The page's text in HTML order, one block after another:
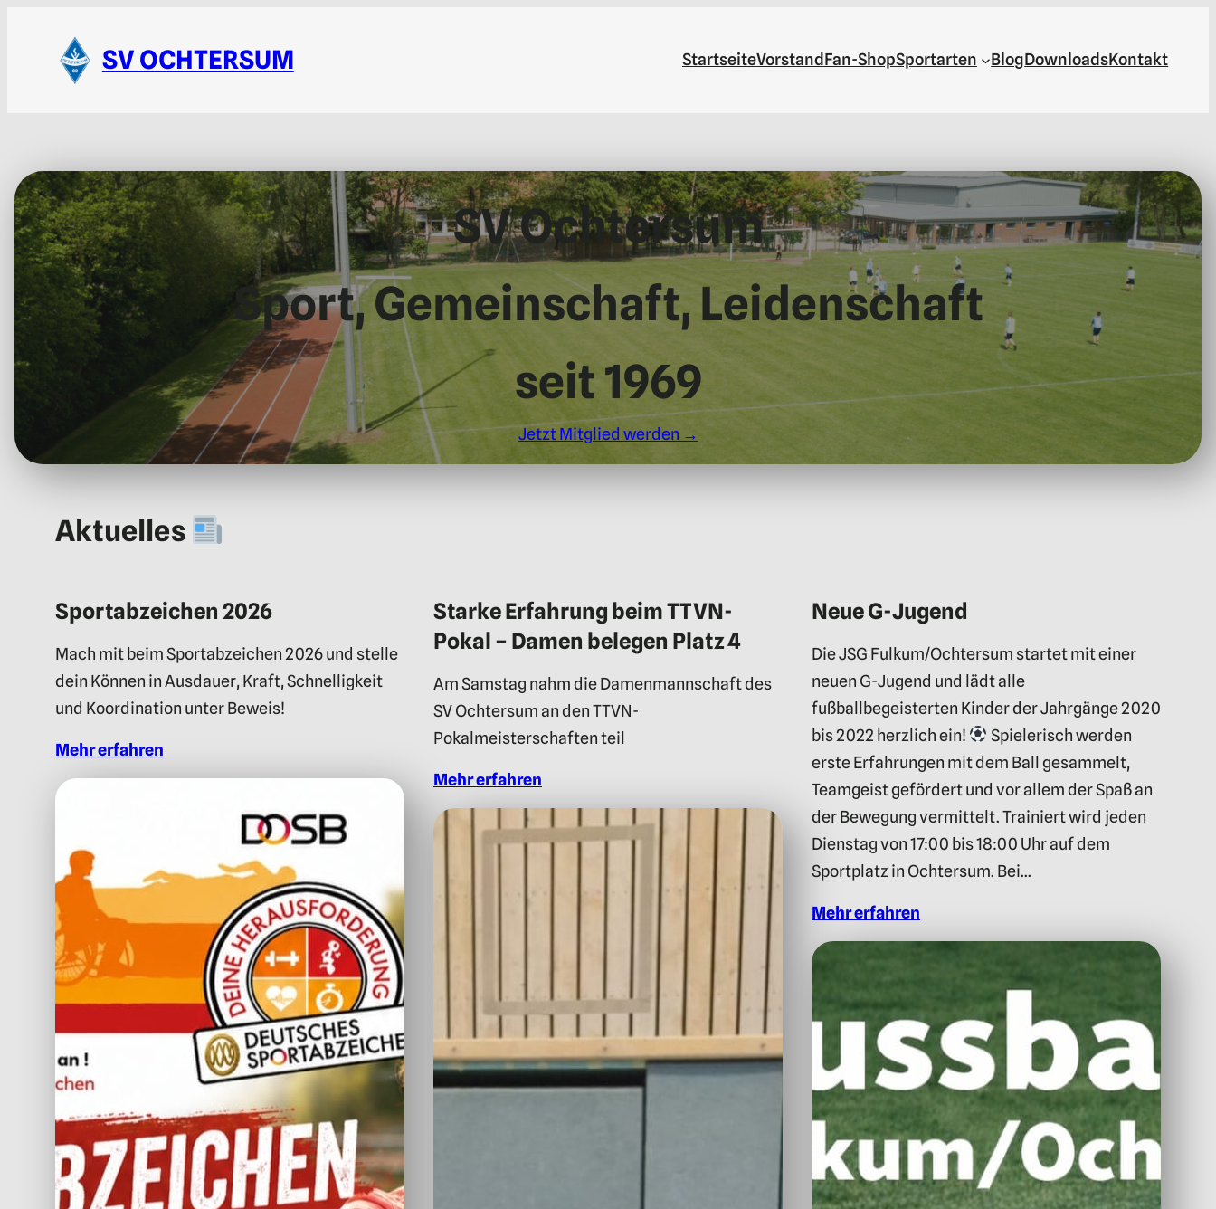
SV OCHTERSUM StartseiteVorstandFan-ShopSportarten BlogDownloadsKontakt
SV Ochtersum
Sport, Gemeinschaft, Leidenschaft
seit 1969
Jetzt Mitglied werden →
Aktuelles
Sportabzeichen 2026
Mach mit beim Sportabzeichen 2026 und stelle
dein Können in Ausdauer, Kraft, Schnelligkeit
und Koordination unter Beweis!
Mehr erfahren
Starke Erfahrung beim TTVN-
Pokal – Damen belegen Platz 4
Am Samstag nahm die Damenmannschaft des
SV Ochtersum an den TTVN-
Pokalmeisterschaften teil
Mehr erfahren
Neue G-Jugend
Die JSG Fulkum/Ochtersum startet mit einer
neuen G-Jugend und lädt alle
fußballbegeisterten Kinder der Jahrgänge 2020
bis 2022 herzlich ein!
Spielerisch werden
erste Erfahrungen mit dem Ball gesammelt,
Teamgeist gefördert und vor allem der Spaß an
der Bewegung vermittelt. Trainiert wird jeden
Dienstag von 17:00 bis 18:00 Uhr auf dem
Sportplatz in Ochtersum. Bei…
Mehr erfahren